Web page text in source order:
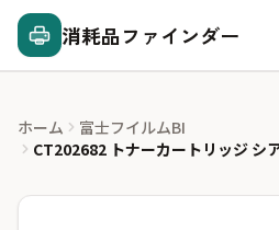
消耗品ファインダー
ホーム
富士フイルムBI
CT202682 トナーカートリッジ シ